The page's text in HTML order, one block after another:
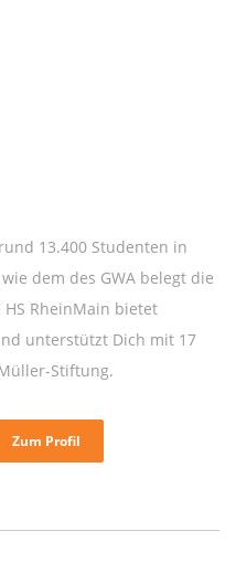
13.400 Studenten in
dem des GWA belegt die
HS RheinMain bietet
unterstützt Dich mit 17
Stiftung.
Zum Profil